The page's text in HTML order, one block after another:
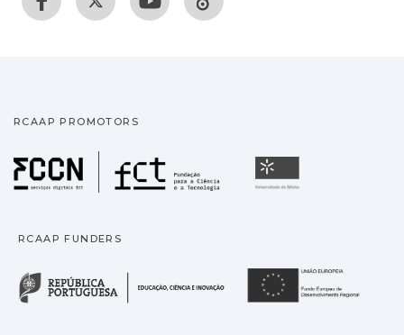
RCAAP PROMOTORS
Fundação para a
RCAAP FUNDERS
República Portuguesa